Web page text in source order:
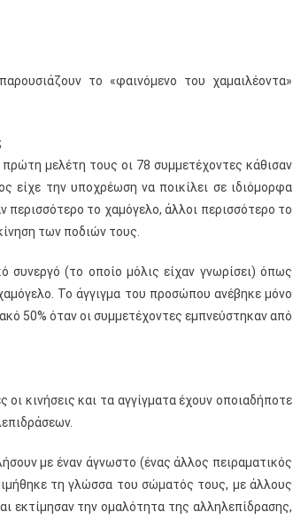
το «φαινόμενο του χαμαιλέοντα»
μελέτη τους οι 78 συμμετέχοντες κάθισαν
είχε την υποχρέωση να ποικίλει σε ιδιόμορφα
το χαμόγελο, άλλοι περισσότερο το
των ποδιών τους.
συνεργό (το οποίο μόλις είχαν γνωρίσει) όπως
Το άγγιγμα του προσώπου ανέβηκε μόνο
50% όταν οι συμμετέχοντες εμπνεύστηκαν από
κινήσεις και τα αγγίγματα έχουν οποιαδήποτε
με έναν άγνωστο (ένας άλλος πειραματικός
τη γλώσσα του σώματός τους, με άλλους
εκτίμησαν την ομαλότητα της αλληλεπίδρασης,